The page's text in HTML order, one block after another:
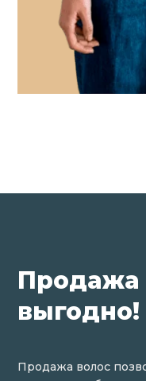
Продажа
выгодно!
Продажа волос